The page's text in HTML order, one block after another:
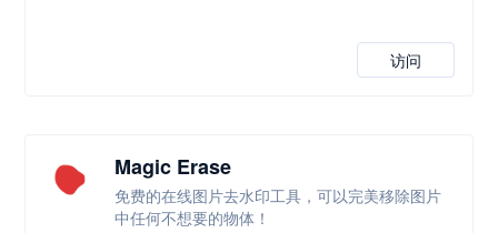
访问
Magic Erase
免费的在线图片去水印工具，可以完美移除图片
中任何不想要的物体！